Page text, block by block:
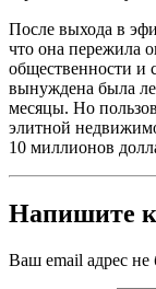
После выхода в
что она пережила
общественности и
вынуждена была
месяцы. Но
элитной
10 миллионов
Напишите
Ваш email адрес не